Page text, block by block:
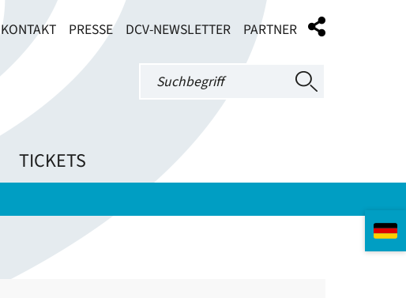
KONTAKT PRESSE DCV-NEWSLETTER PARTNER
TICKETS